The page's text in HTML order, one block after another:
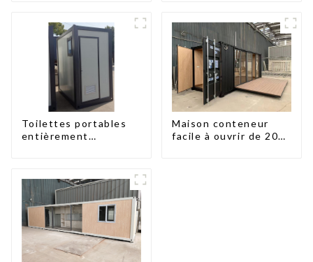
Toilettes portables
entièrement
Maison conteneur
facile à ouvrir de 20